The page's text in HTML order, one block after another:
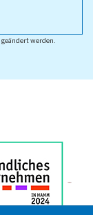
geändert werden.